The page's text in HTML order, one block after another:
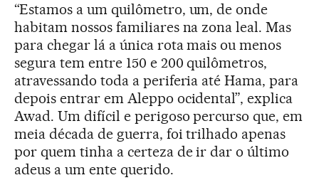
“Estamos a um quilômetro, um, de onde
habitam nossos familiares na zona leal. Mas
para chegar lá a única rota mais ou menos
segura tem entre 150 e 200 quilômetros,
atravessando toda a periferia até Hama, para
depois entrar em Aleppo ocidental”, explica
Awad. Um difícil e perigoso percurso que, em
meia década de guerra, foi trilhado apenas
por quem tinha a certeza de ir dar o último
adeus a um ente querido.